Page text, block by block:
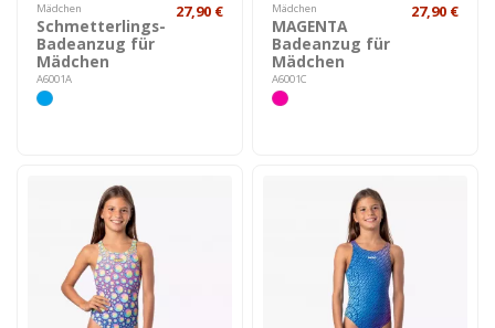
Mädchen
Schmetterlings-
Badeanzug für
Mädchen
A6001A
27,90 € Mädchen
MAGENTA
Badeanzug für
Mädchen
A6001C
27,90 €